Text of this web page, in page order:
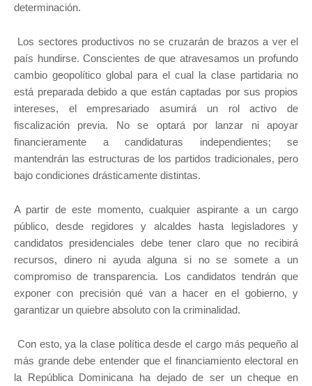
determinación.
Los sectores productivos no se cruzarán de brazos a ver el
país hundirse. Conscientes de que atravesamos un profundo
cambio geopolítico global para el cual la clase partidaria no
está preparada debido a que están captadas por sus propios
intereses, el empresariado asumirá un rol activo de
fiscalización previa. No se optará por lanzar ni apoyar
financieramente a candidaturas independientes; se
mantendrán las estructuras de los partidos tradicionales, pero
bajo condiciones drásticamente distintas.
A partir de este momento, cualquier aspirante a un cargo
público, desde regidores y alcaldes hasta legisladores y
candidatos presidenciales debe tener claro que no recibirá
recursos, dinero ni ayuda alguna si no se somete a un
compromiso de transparencia. Los candidatos tendrán que
exponer con precisión qué van a hacer en el gobierno, y
garantizar un quiebre absoluto con la criminalidad.
Con esto, ya la clase política desde el cargo más pequeño al
más grande debe entender que el financiamiento electoral en
la República Dominicana ha dejado de ser un cheque en